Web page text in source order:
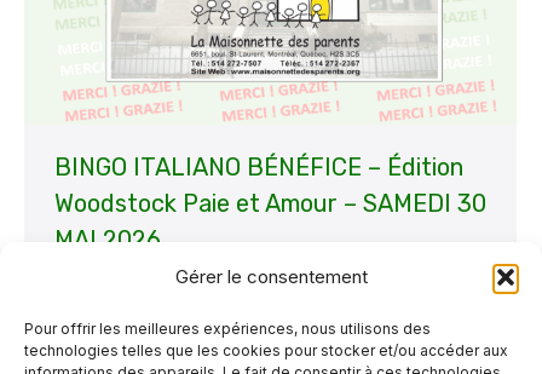
Gérer le consentement
Pour offrir les meilleures expériences, nous utilisons des
technologies telles que les cookies pour stocker et/ou accéder aux
BINGO ITALIANO BÉNÉFICE – Édition
Woodstock Paie et Amour – SAMEDI 30
MAI 2026
ParLa Maisonnette 23 mai 2026
UN PETIT RAPPEL QUE NOTRE BINGO
BÉNÉFICE « BINGO ITALIANO WOODSTOCK